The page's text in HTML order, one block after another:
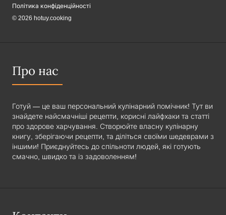
Політика конфіденційності
© 2026 hotuy.cooking
Про нас
Готуй — це ваш персональний кулінарний помічник! Тут ви
знайдете найсмачніші рецепти, корисні лайфхаки та статті
про здорове харчування. Створюйте власну кулінарну
книгу, зберігаючи рецепти, та діліться своїми шедеврами з
іншими! Приєднуйтесь до спільноти людей, які готують
смачно, швидко та із задоволенням!